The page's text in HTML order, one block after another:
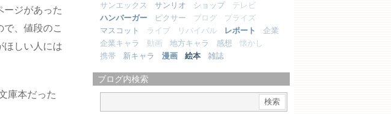
ージがあった
、値段のこ
ほしい人には
庫本だった
サンエックス
サンリオ ショップ
テレビ
ハンバーガー
ピクサー ブログ
プライズ
マスコット
ライブ リバイバル レポート
企業
企業キャラ
動画 地方キャラ 感想
懐かし
携帯
新キャラ 漫画 絵本 雑誌
ブログ内検索